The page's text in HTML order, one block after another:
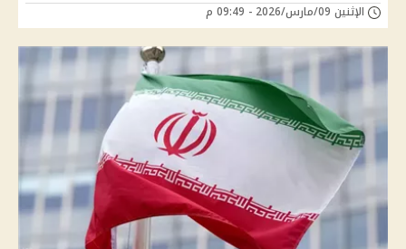
الإثنين 09/مارس/2026 - 09:49 م